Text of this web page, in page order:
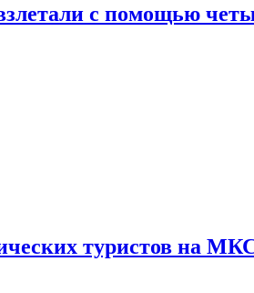
с помощью
туристов на